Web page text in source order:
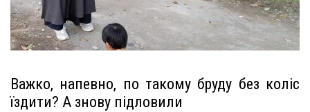
Важко, напевно, по такому бруду без коліс
їздити? А знову підловили